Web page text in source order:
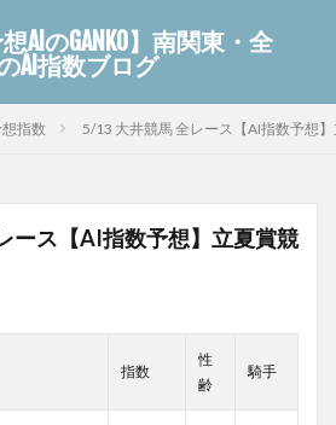
AIのGANKO】南関東・全
AI指数ブログ
指数 5/13 大井競馬 全レース【AI指数予想
ース【AI指数予想】立夏賞競
指数
性
齢
騎手